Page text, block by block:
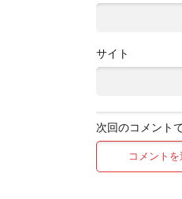
サイト
次回のコメント